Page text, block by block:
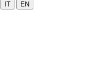
IT EN